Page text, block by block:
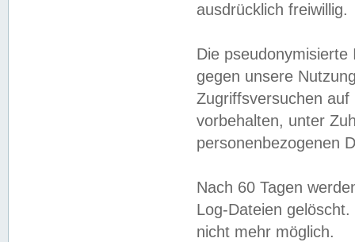
ausdrücklich freiwillig.
Die
gegen unsere
Zugriffsversuchen
vorbehalten, unter
personenbezogenen
Nach 60 Tagen
Log-Dateien
nicht mehr möglich.